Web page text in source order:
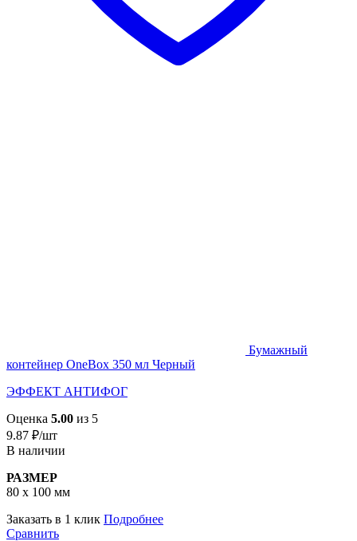
Бумажный
контейнер OneBox 350 мл Черный
ЭФФЕКТ АНТИФОГ
Оценка 5.00 из 5
9.87 ₽/шт
В наличии
РАЗМЕР
80 х 100 мм
Заказать в 1 клик Подробнее
Сравнить